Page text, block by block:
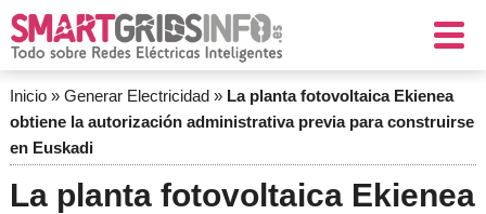
Inicio» Generar Electricidad» La planta fotovoltaica Ekienea
obtiene la autorización administrativa previa para construirse
en Euskadi
La planta fotovoltaica Ekienea